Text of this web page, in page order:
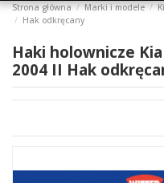
Strona główna Marki i modele
Hak odkręcany
Haki holownicze
2004 II Hak